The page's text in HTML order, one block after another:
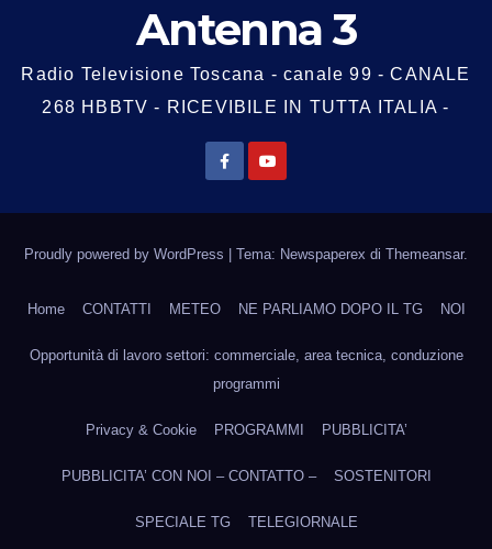
Antenna 3
Radio Televisione Toscana - canale 99 - CANALE
268 HBBTV - RICEVIBILE IN TUTTA ITALIA -
Proudly powered by WordPress | Tema: Newspaperex di Themeansar.
Home CONTATTI METEO NE PARLIAMO DOPO IL TG NOI
Opportunità di lavoro settori: commerciale, area tecnica, conduzione
programmi
Privacy & Cookie PROGRAMMI PUBBLICITA’
PUBBLICITA’ CON NOI – CONTATTO – SOSTENITORI
SPECIALE TG TELEGIORNALE